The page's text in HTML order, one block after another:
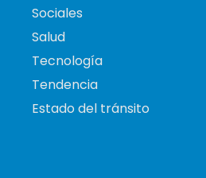
Sociales
Salud
Tecnología
Tendencia
Estado del tránsito